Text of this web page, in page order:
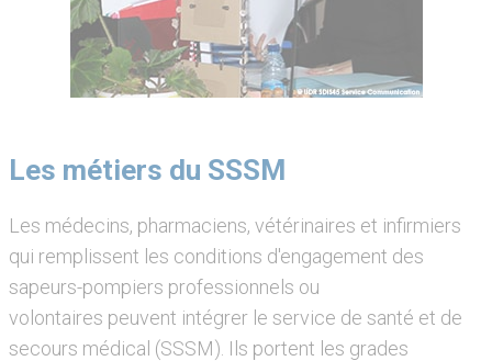
Les métiers du SSSM
Les médecins, pharmaciens, vétérinaires et infirmiers
qui remplissent les conditions d'engagement des
sapeurs-pompiers professionnels ou
volontaires peuvent intégrer le service de santé et de
secours médical (SSSM). Ils portent les grades